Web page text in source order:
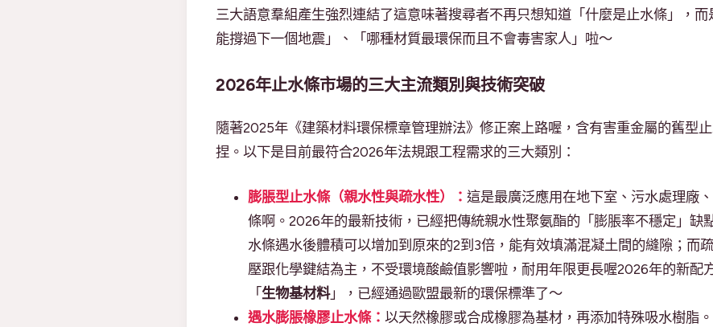
三大語意羣組產生強烈連結了這意味著搜尋者不再只想知道「什麼是止水條」，
能撐過下一個地震」、「哪種材質最環保而且不會毒害家人」啦～
2026年止水條市場的三大主流類別與技術突破
隨著2025年《建築材料環保標章管理辦法》修正案上路喔，含有害重金屬的舊型
捏。以下是目前最符合2026年法規跟工程需求的三大類別：
膨脹型止水條（親水性與疏水性）： 這是最廣泛應用在地下室、污水處理廠
條啊。2026年的最新技術，已經把傳統親水性聚氨酯的「膨脹率不穩定」缺
水條遇水後體積可以增加到原來的2到3倍，能有效填滿混凝土間的縫隙；而
壓跟化學鍵結為主，不受環境酸鹼值影響啦，耐用年限更長喔2026年的新配
「 生物基材料」，已經通過歐盟最新的環保標準了～
遇水膨脹橡膠止水條： 以天然橡膠或合成橡膠為基材，再添加特殊吸水樹脂